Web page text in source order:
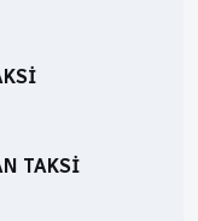
TAKSI